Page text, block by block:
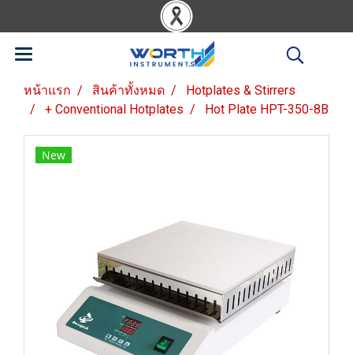
หน้าแรก สินค้าทั้งหมด
Hotplates & Stirrers
+ Conventional Hotplates
Hot Plate HPT-350-8B
New